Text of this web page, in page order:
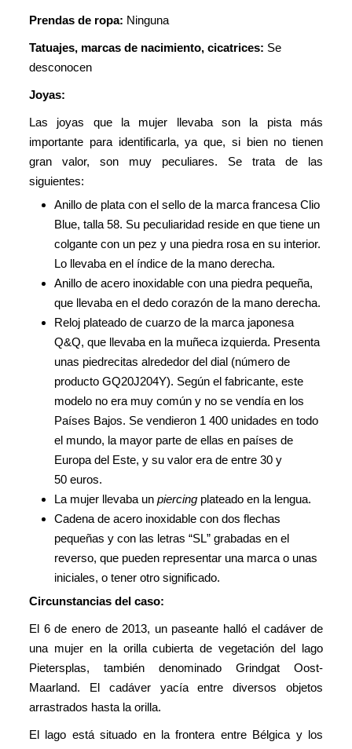
Prendas de ropa: Ninguna
Tatuajes, marcas de nacimiento, cicatrices: Se
desconocen
Joyas:
Las joyas que la mujer llevaba son la pista más
importante para identificarla, ya que, si bien no tienen
gran valor, son muy peculiares. Se trata de las
siguientes:
Anillo de plata con el sello de la marca francesa Clio
Blue, talla 58. Su peculiaridad reside en que tiene un
colgante con un pez y una piedra rosa en su interior.
Lo llevaba en el índice de la mano derecha.
Anillo de acero inoxidable con una piedra pequeña,
que llevaba en el dedo corazón de la mano derecha.
Reloj plateado de cuarzo de la marca japonesa
Q&Q, que llevaba en la muñeca izquierda. Presenta
unas piedrecitas alrededor del dial (número de
producto GQ20J204Y). Según el fabricante, este
modelo no era muy común y no se vendía en los
Países Bajos. Se vendieron 1 400 unidades en todo
el mundo, la mayor parte de ellas en países de
Europa del Este, y su valor era de entre 30 y
50 euros.
La mujer llevaba un piercing plateado en la lengua.
Cadena de acero inoxidable con dos flechas
pequeñas y con las letras “SL” grabadas en el
reverso, que pueden representar una marca o unas
iniciales, o tener otro significado.
Circunstancias del caso:
El 6 de enero de 2013, un paseante halló el cadáver de
una mujer en la orilla cubierta de vegetación del lago
Pietersplas, también denominado Grindgat Oost-
Maarland. El cadáver yacía entre diversos objetos
arrastrados hasta la orilla.
El lago está situado en la frontera entre Bélgica y los